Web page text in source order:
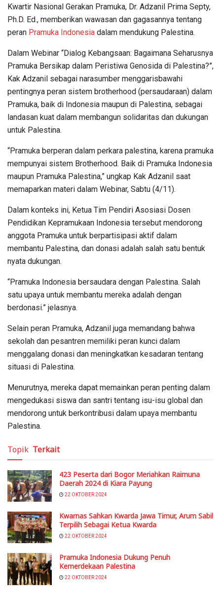
Kwartir Nasional Gerakan Pramuka, Dr. Adzanil Prima Septy,
Ph.D. Ed., memberikan wawasan dan gagasannya tentang
peran Pramuka Indonesia dalam mendukung Palestina.
Dalam Webinar “Dialog Kebangsaan: Bagaimana Seharusnya
Pramuka Bersikap dalam Peristiwa Genosida di Palestina?”,
Kak Adzanil sebagai narasumber menggarisbawahi
pentingnya peran sistem brotherhood (persaudaraan) dalam
Pramuka, baik di Indonesia maupun di Palestina, sebagai
landasan kuat dalam membangun solidaritas dan dukungan
untuk Palestina.
“Pramuka berperan dalam perkara palestina, karena pramuka
mempunyai sistem Brotherhood. Baik di Pramuka Indonesia
maupun Pramuka Palestina,” ungkap Kak Adzanil saat
memaparkan materi dalam Webinar, Sabtu (4/11).
Dalam konteks ini, Ketua Tim Pendiri Asosiasi Dosen
Pendidikan Kepramukaan Indonesia tersebut mendorong
anggota Pramuka untuk berpartisipasi aktif dalam
membantu Palestina, dan donasi adalah salah satu bentuk
nyata dukungan.
“Pramuka Indonesia bersaudara dengan Palestina. Salah
satu upaya untuk membantu mereka adalah dengan
berdonasi.” jelasnya.
Selain peran Pramuka, Adzanil juga memandang bahwa
sekolah dan pesantren memiliki peran kunci dalam
menggalang donasi dan meningkatkan kesadaran tentang
situasi di Palestina.
Menurutnya, mereka dapat memainkan peran penting dalam
mengedukasi siswa dan santri tentang isu-isu global dan
mendorong untuk berkontribusi dalam upaya membantu
Palestina.
Topik Terkait
423 Peserta dari Bogor Meriahkan Raimuna
Daerah 2024 di Kiara Payung
22 OKTOBER 2024
Kwarnas Sahkan Kwarda Jawa Timur, Arum Sabil
Terpilih Sebagai Ketua Kwarda
22 OKTOBER 2024
Pramuka Indonesia Dukung Penuh
Kemerdekaan Palestina
22 OKTOBER 2024